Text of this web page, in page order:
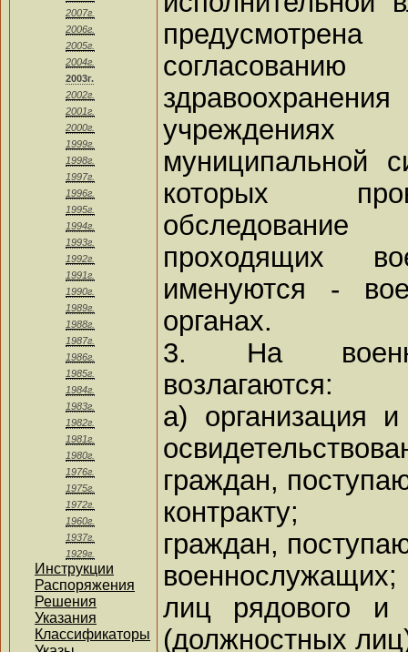
2007г.
2006г.
2005г.
2004г.
2003г.
2002г.
2001г.
2000г.
1999г.
1998г.
1997г.
1996г.
1995г.
1994г.
1993г.
1992г.
1991г.
1990г.
1989г.
1988г.
1987г.
1986г.
1985г.
1984г.
1983г.
1982г.
1981г.
1980г.
1976г.
1975г.
1972г.
1960г.
1937г.
1929г.
Инструкции
Распоряжения
Решения
Указания
Классификаторы
муниципальной
которых
проходящих
именуются -
органах.
3. На
возлагаются:
а) организация
граждан,
контракту;
граждан,
военнослужащих;
лиц рядового и
(должностных